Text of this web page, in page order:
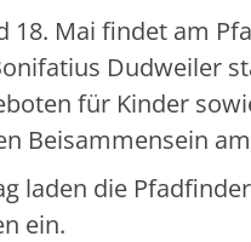
18. Mai findet am
Dudweiler
für Kinder
Beisammensein
laden die
ein.